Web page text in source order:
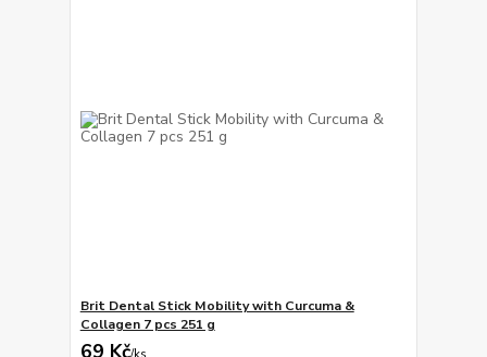
Brit Dental Stick Mobility with Curcuma &
Collagen 7 pcs 251 g
69 Kč